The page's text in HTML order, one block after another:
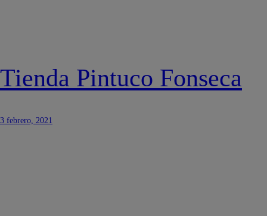
Tienda Pintuco Fonseca
3 febrero, 2021